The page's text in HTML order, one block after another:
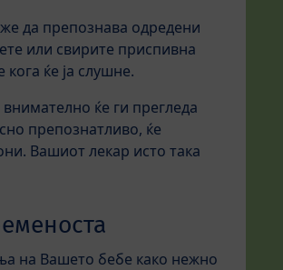
да препознава одредени
или свирите приспивна
ќе ја слушне.
ќе ги прегледа
препознатливо, ќе
Вашиот лекар исто така
на Вашето бебе како нежно